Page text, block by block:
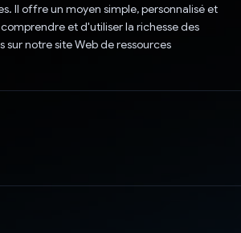
Il offre un moyen simple, personnalisé et
et d'utiliser la richesse des
sur notre site Web de ressources